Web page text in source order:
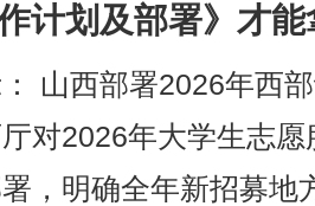
计划及部署》才
山西部署2026年西
对2026年大学生志
，明确全年新招募地